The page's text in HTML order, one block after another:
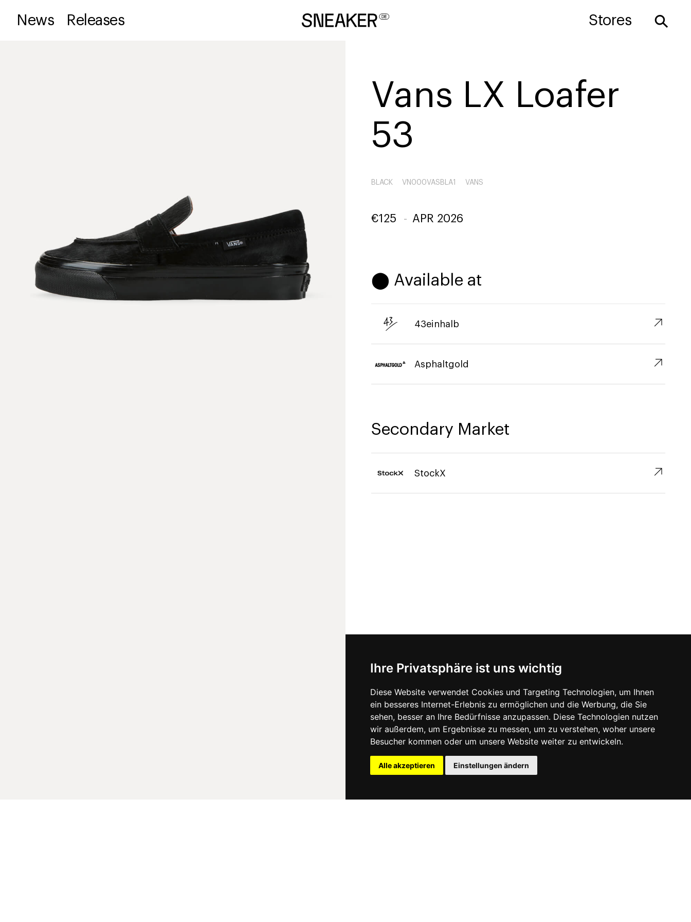
Ihre Privatsphäre ist uns wichtig
Diese Website verwendet Cookies und Targeting Technologien, um Ihnen
ein besseres Internet-Erlebnis zu ermöglichen und die Werbung, die Sie
sehen, besser an Ihre Bedürfnisse anzupassen. Diese Technologien nutzen
wir außerdem, um Ergebnisse zu messen, um zu verstehen, woher unsere
Besucher kommen oder um unsere Website weiter zu entwickeln.
Alle akzeptieren Einstellungen ändern
News Releases Stores ⚲
Vans LX Loafer
53
BLACK VN000VASBLA1 VANS
€125 - APR 2026
⬤ Available at
43einhalb ↗︎
Asphaltgold ↗︎
Secondary Market
StockX ↗︎